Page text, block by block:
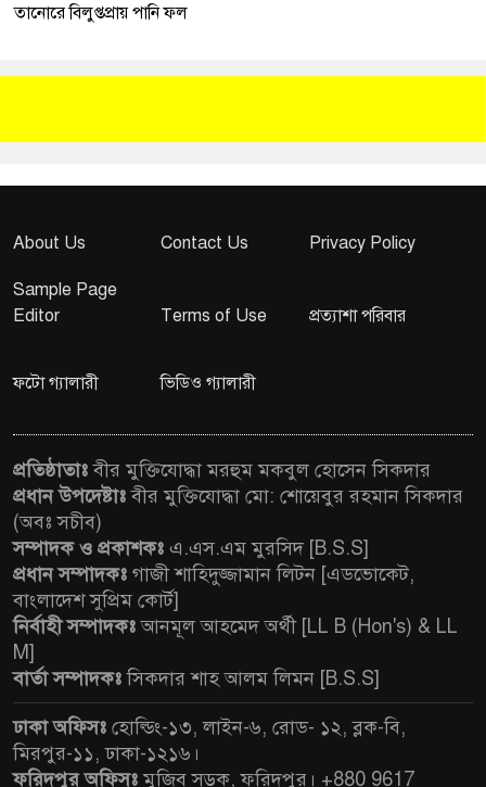
তানোরে বিলুপ্তপ্রায় পানি ফল
About Us Contact Us Privacy Policy
Sample Page
Editor
Terms of Use প্রত্যাশা পরিবার
ফটো গ্যালারী ভিডিও গ্যালারী
প্রতিষ্ঠাতাঃবীর মুক্তিযোদ্ধা মরহুম মকবুল হোসেন সিকদার
প্রধান উপদেষ্টাঃবীর মুক্তিযোদ্ধা মো: শোয়েবুর রহমান সিকদার
(অবঃ সচীব)
সম্পাদক ও প্রকাশকঃ এ.এস.এম মুরসিদ [B.S.S]
প্রধান সম্পাদকঃ গাজী শাহিদুজ্জামান লিটন [এডভোকেট,
বাংলাদেশ সুপ্রিম কোর্ট]
নির্বাহী সম্পাদকঃআনমূল আহমেদ অর্থী [LL B (Hon's) & LL
M]
বার্তা সম্পাদকঃসিকদার শাহ আলম লিমন [B.S.S]
ঢাকা অফিসঃ হোল্ডিং-১৩, লাইন-৬, রোড- ১২, ব্লক-বি,
মিরপুর-১১, ঢাকা-১২১৬।
ফরিদপুর অফিসঃমুজিব সড়ক, ফরিদপুর। +880 9617